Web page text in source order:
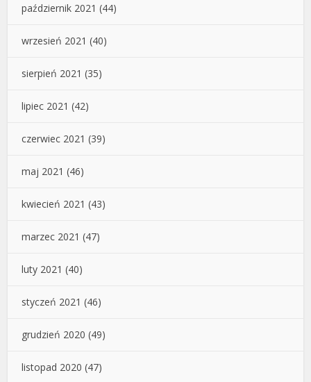
październik 2021 (44)
wrzesień 2021 (40)
sierpień 2021 (35)
lipiec 2021 (42)
czerwiec 2021 (39)
maj 2021 (46)
kwiecień 2021 (43)
marzec 2021 (47)
luty 2021 (40)
styczeń 2021 (46)
grudzień 2020 (49)
listopad 2020 (47)